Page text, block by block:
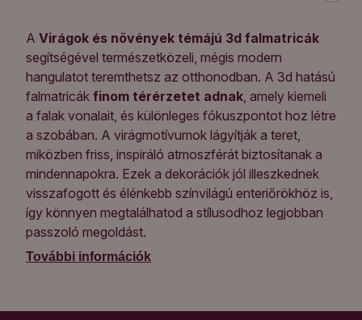
A Virágok és növények témájú 3d falmatricák
segítségével természetközeli, mégis modern
hangulatot teremthetsz az otthonodban. A 3d hatású
falmatricák finom térérzetet adnak, amely kiemeli
a falak vonalait, és különleges fókuszpontot hoz létre
a szobában. A virágmotívumok lágyítják a teret,
miközben friss, inspiráló atmoszférát biztosítanak a
mindennapokra. Ezek a dekorációk jól illeszkednek
visszafogott és élénkebb színvilágú enteriőrökhöz is,
így könnyen megtalálhatod a stílusodhoz legjobban
passzoló megoldást.
További információk